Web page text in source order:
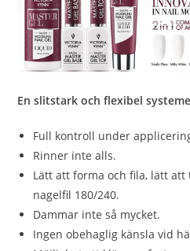
En slitstark och flexibel
Full kontroll under
Rinner inte alls.
Lätt att forma och fila, lätt
nagelfil 180/240.
Dammar inte så mycket.
Ingen obehaglig känsla vid